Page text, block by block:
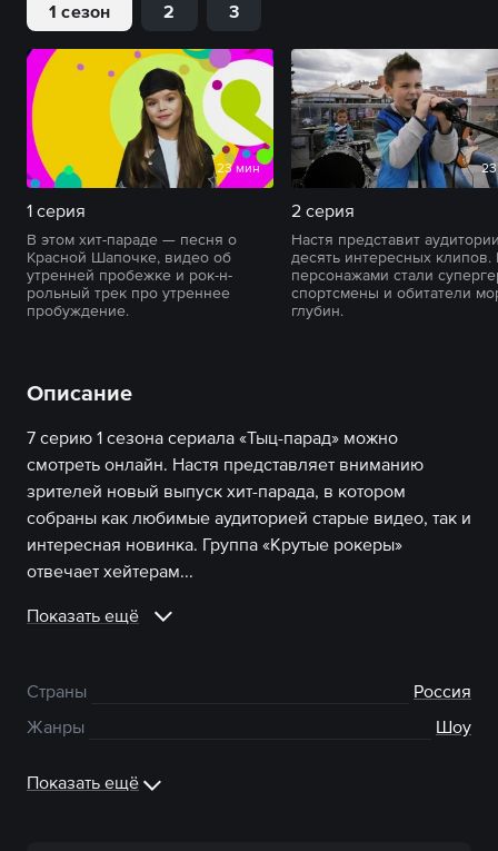
1 сезон 2 3
23 мин
1 серия
В этом хит-параде — песня о
Красной Шапочке, видео об
утренней пробежке и рок-н-
рольный трек про утреннее
пробуждение.
2 серия
Настя представит
десять интересных клипов.
персонажами стали
спортсмены и обитатели
глубин.
Описание
7 серию 1 сезона сериала «Тыц-парад» можно
смотреть онлайн. Настя представляет вниманию
зрителей новый выпуск хит-парада, в котором
собраны как любимые аудиторией старые видео, так и
интересная новинка. Группа «Крутые рокеры»
отвечает хейтерам...
Показать ещё
Страны
Россия
Жанры
Шоу
Показать ещё